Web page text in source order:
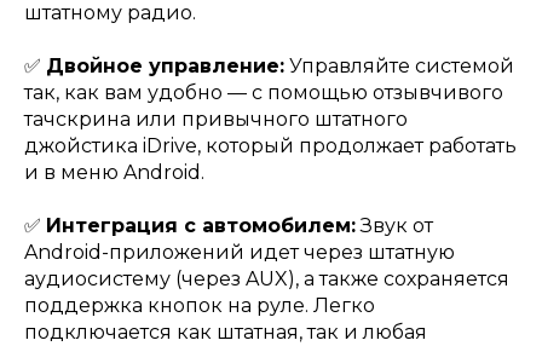
штатному радио.
✅ Двойное управление: Управляйте системой
так, как вам удобно — с помощью отзывчивого
тачскрина или привычного штатного
джойстика iDrive, который продолжает работать
и в меню Android.
✅ Интеграция с автомобилем:Звук от
Android-приложений идет через штатную
аудиосистему (через AUX), а также сохраняется
поддержка кнопок на руле. Легко
подключается как штатная, так и любая